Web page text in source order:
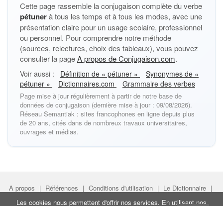
Cette page rassemble la conjugaison complète du verbe
pétunerà tous les temps et à tous les modes, avec une
présentation claire pour un usage scolaire, professionnel
ou personnel. Pour comprendre notre méthode
(sources, relectures, choix des tableaux), vous pouvez
consulter la pageA propos de Conjugaison.com.
Voir aussi : Définition de « pétuner »
Synonymes de «
pétuner »
Dictionnaires.com Grammaire des verbes
Page mise à jour régulièrement à partir de notre base de
données de conjugaison (dernière mise à jour : 09/08/2026).
Réseau Semantiak : sites francophones en ligne depuis plus
de 20 ans, cités dans de nombreux travaux universitaires,
ouvrages et médias.
A propos | Références | Conditions d'utilisation | Le Dictionnaire |
Faire un lien | Liens utiles
Les cookies nous permettent d'offrir nos services. En utilisant nos